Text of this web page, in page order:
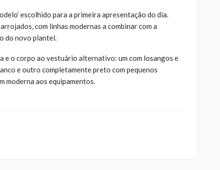
escolhido para a primeira apresentação do dia.
com linhas modernas a combinar com a
do novo plantel.
e o corpo ao vestuário alternativo: um com losangos e
e outro completamente preto com pequenos
moderna aos equipamentos.